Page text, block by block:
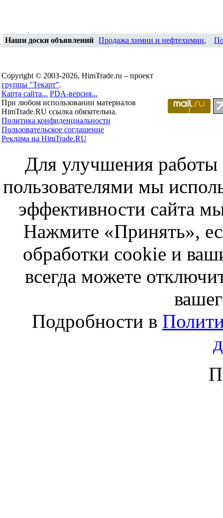
Наши доски объявлений Продажа химии и нефтехимии,
Copyright © 2003-2026, HimTrade.ru – проект
группы "Текарт".
Карта сайта... PDA-версия...
При любом использовании материалов
HimTrade.RU ссылка обязательна.
Политика конфиденциальности
Пользовательское соглашение
Реклама на HimTrade.RU
Для улучшения работы
пользователями мы
эффективности сайта
Нажмите «Принять»,
обработки cookie и
всегда можете
Подробности в